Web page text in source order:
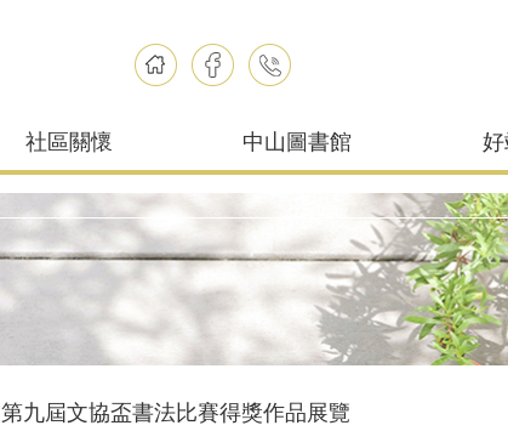
社區關懷 中山圖書館
第九屆文協盃書法比賽得獎作品展覽